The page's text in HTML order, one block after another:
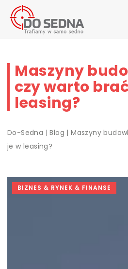
Maszyny
czy warto
leasing?
Do-Sedna |Blog |Maszyny
je w leasing?
BIZNES & RYNEK & FINANSE